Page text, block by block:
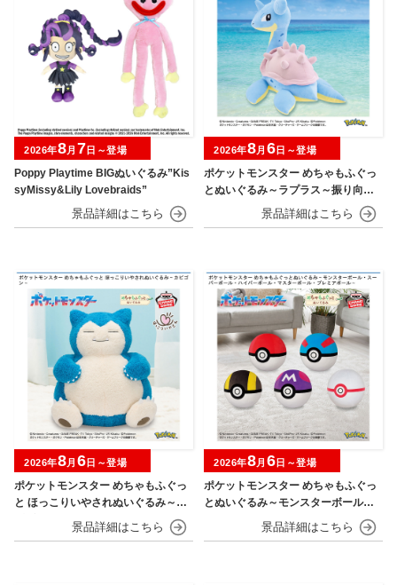
Poppy Playtime BIGぬいぐるみ”Kis
syMissy&Lily Lovebraids”
2026年8月 7日～登場
ポケットモンスター めちゃもふぐっ
とぬいぐるみ～ラプラス～振り向きv
2026年8月 6日～登場
ポケットモンスター めちゃもふぐっ
と ほっこりいやされぬいぐるみ～カ
2026年8月 6日～登場
ポケットモンスター めちゃもふぐっ
とぬいぐるみ～モンスターボール・
スーパーボール・ハイパーボール・
マスターボール・プレミアボール～
2026年8月 6日～登場